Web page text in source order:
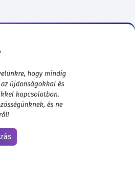
hogy mindig
újdonságokkal és
kapcsolatban.
és ne